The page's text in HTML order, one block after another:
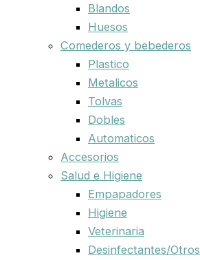
Blandos
Huesos
Comederos y bebederos
Plastico
Metalicos
Tolvas
Dobles
Automaticos
Accesorios
Salud e Higiene
Empapadores
Higiene
Veterinaria
Desinfectantes/Otros